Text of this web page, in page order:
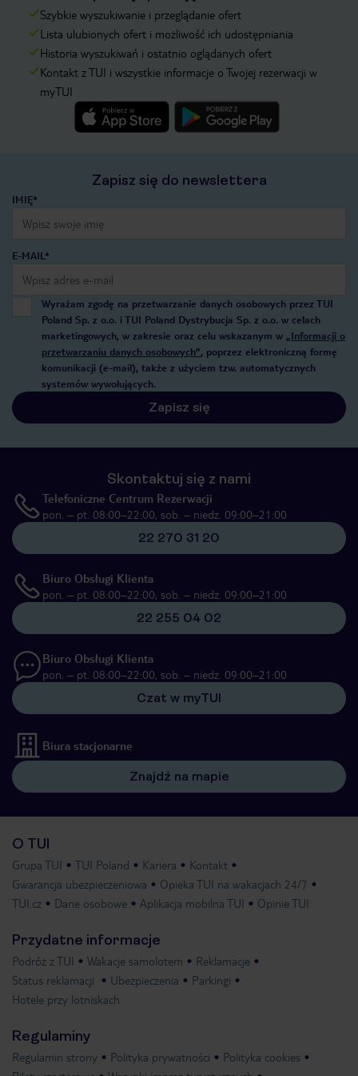
Szybkie wyszukiwanie i przeglądanie ofert
Lista ulubionych ofert i możliwość ich udostępniania
Historia wyszukiwań i ostatnio oglądanych ofert
Kontakt z TUI i wszystkie informacje o Twojej rezerwacji w
myTUI
Zapisz się do newslettera
IMIĘ*
E-MAIL*
Wyrażam zgodę na przetwarzanie danych osobowych przez TUI
Poland Sp. z o.o. i TUI Poland Dystrybucja Sp. z o.o. w celach
marketingowych, w zakresie oraz celu wskazanym w „Informacji o
przetwarzaniu danych osobowych”, poprzez elektroniczną formę
komunikacji (e-mail), także z użyciem tzw. automatycznych
systemów wywołujących.
Zapisz się
Skontaktuj się z nami
Telefoniczne Centrum Rezerwacji
pon. – pt. 08:00–22:00, sob. – niedz. 09:00–21:00
22 270 31 20
Biuro Obsługi Klienta
pon. – pt. 08:00–22:00, sob. – niedz. 09:00–21:00
22 255 04 02
Biuro Obsługi Klienta
pon. – pt. 08:00–22:00, sob. – niedz. 09:00–21:00
Czat w myTUI
Biura stacjonarne
Znajdź na mapie
O TUI
Grupa TUI TUI Poland Kariera
Kontakt
Gwarancja ubezpieczeniowa
Opieka TUI na wakacjach 24/7
TUI.cz
Dane osobowe Aplikacja mobilna TUI Opinie TUI
Przydatne informacje
Podróż z TUI Wakacje samolotem
Reklamacje
Status reklamacji
Ubezpieczenia
Parkingi
Hotele przy lotniskach
Regulaminy
Regulamin strony Polityka prywatności
Polityka cookies